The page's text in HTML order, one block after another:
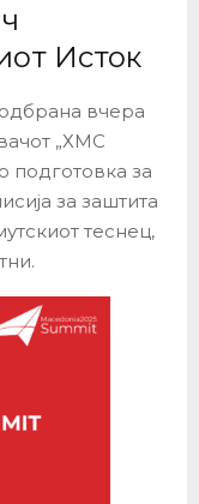
Исток
вчера
„ХМС
подготовка за
за заштита
теснец,